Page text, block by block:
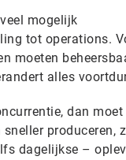
mogelijk
tot operations.
moeten
alles
dan moet
produceren,
dagelijkse –